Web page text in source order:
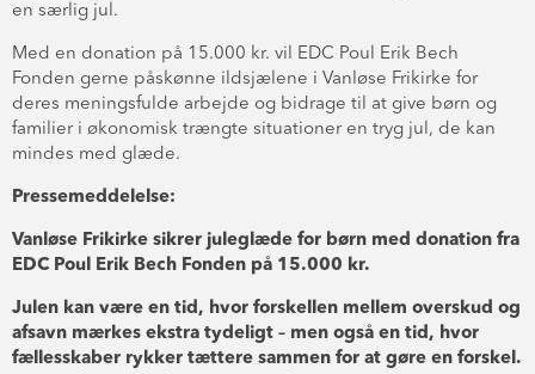
en særlig jul.
Med en donation på 15.000 kr. vil EDC Poul Erik Bech
Fonden gerne påskønne ildsjælene i Vanløse Frikirke for
deres meningsfulde arbejde og bidrage til at give børn og
familier i økonomisk trængte situationer en tryg jul, de kan
mindes med glæde.
Pressemeddelelse:
Vanløse Frikirke sikrer juleglæde for børn med donation fra
EDC Poul Erik Bech Fonden på 15.000 kr.
Julen kan være en tid, hvor forskellen mellem overskud og
afsavn mærkes ekstra tydeligt – men også en tid, hvor
fællesskaber rykker tættere sammen for at gøre en forskel.